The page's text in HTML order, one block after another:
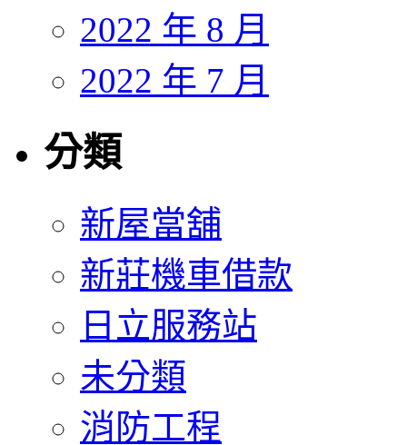
2022 年 8 月
2022 年 7 月
分類
新屋當舖
新莊機車借款
日立服務站
未分類
消防工程